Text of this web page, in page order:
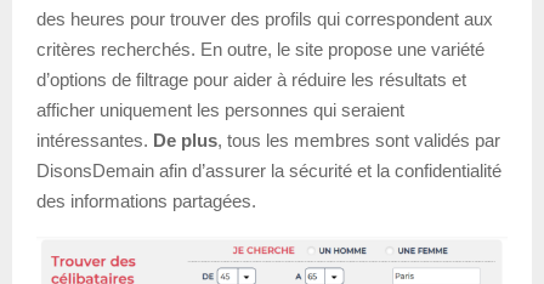
des heures pour trouver des profils qui correspondent aux
critères recherchés. En outre, le site propose une variété
d’options de filtrage pour aider à réduire les résultats et
afficher uniquement les personnes qui seraient
intéressantes. De plus, tous les membres sont validés par
DisonsDemain afin d’assurer la sécurité et la confidentialité
des informations partagées.